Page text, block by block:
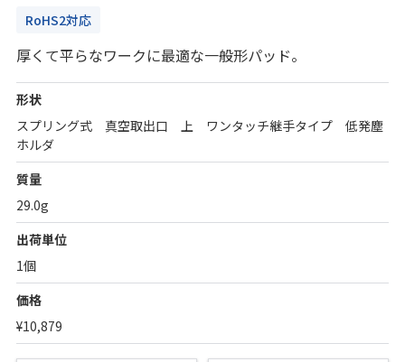
RoHS2対応
厚くて平らなワークに最適な一般形パッド。
形状
スプリング式 真空取出口 上 ワンタッチ継手タイプ 低発塵
ホルダ
質量
29.0g
出荷単位
1個
価格
¥10,879